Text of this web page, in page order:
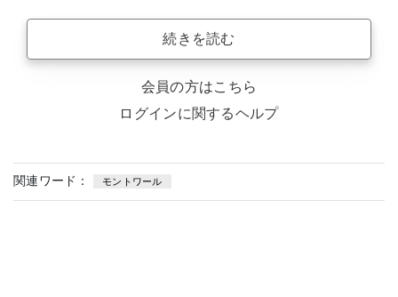
続きを読む
会員の方はこちら
ログインに関するヘルプ
関連ワード： モントワール